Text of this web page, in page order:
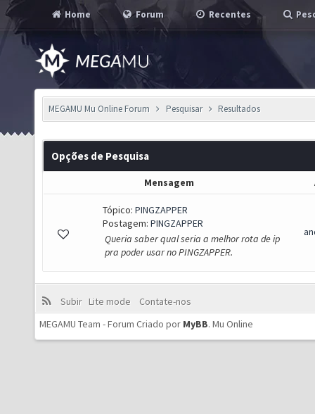
Home Forum Recentes
MEGAMU Mu Online Forum Pesquisar Resultados
Opções de Pesquisa
Mensagem
Tópico: PINGZAPPER
Postagem: PINGZAPPER
Queria saber qual seria a melhor rota de ip
pra poder usar no PINGZAPPER.
Subir Lite mode
Contate-nos
MEGAMU Team - Forum Criado por MyBB. Mu Online